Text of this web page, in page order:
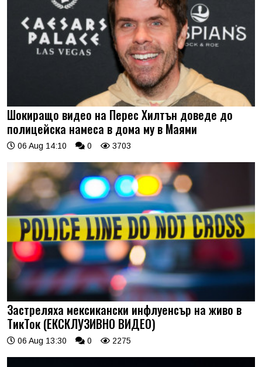
Шокиращо видео на Перес Хилтън доведе до
полицейска намеса в дома му в Маями
06 Aug 14:10 0 3703
Застреляха мексикански инфлуенсър на живо в
ТикТок (ЕКСКЛУЗИВНО ВИДЕО)
06 Aug 13:30 0 2275